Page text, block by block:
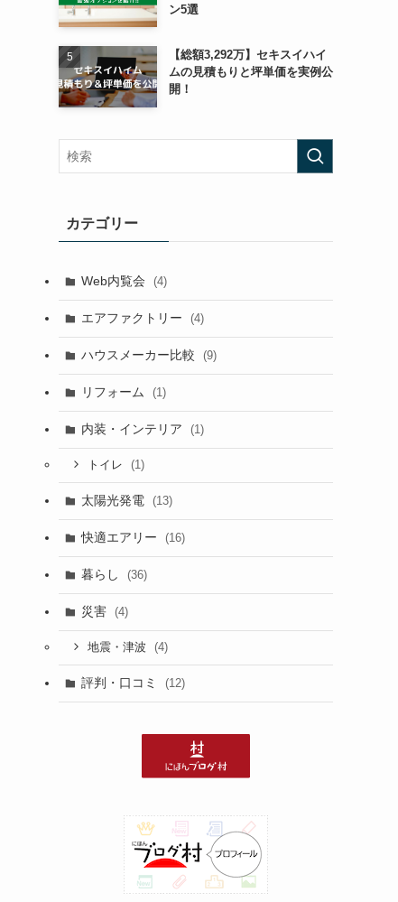
ン5選
【総額3,292万】セキスイハイ
ムの見積もりと坪単価を実例公
開！
カテゴリー
Web内覧会 (4)
エアファクトリー (4)
ハウスメーカー比較 (9)
リフォーム (1)
内装・インテリア (1)
トイレ (1)
太陽光発電 (13)
快適エアリー (16)
暮らし (36)
災害 (4)
地震・津波 (4)
評判・口コミ (12)